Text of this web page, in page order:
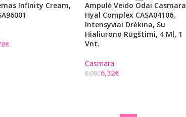
Infinity Cream,
€
Ampulė Veido Odai Casmara
Hyal Complex CASA04106,
Intensyviai Drėkina, Su
Hialiurono Rūgštimi, 4 Ml, 1
Vnt.
Casmara
8,00€6,32€